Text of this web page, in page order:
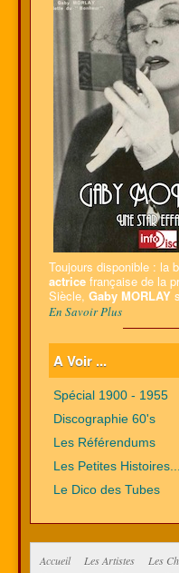
Toujours disponible : la
actrice française de la
Siècle, Gaby MORLAY
En Savoir Plus
A Voir ...
Spécial 1900 - 1955
Discographie 60's
Les Référendums
Les Petites Histoires...
Le Dico des Tubes
Accueil Les Artistes Les